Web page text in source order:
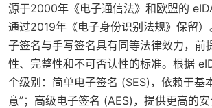
源于2000年《电子通信法》和欧盟的
通过2019年《电子身份识别法规》保留
子签名与手写签名具有同等法律效力，前
性、完整性和不可否认性的标准。根据
个级别：简单电子签名 (SES)，依赖于基
意”；高级电子签名 (AES)，提供更高的